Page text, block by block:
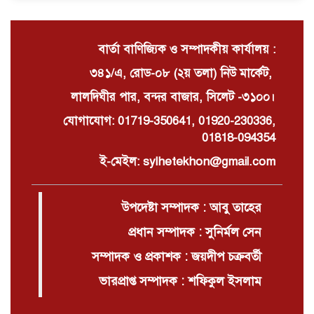
বার্তা বাণিজ্যিক ও সম্পাদকীয় কার্যালয় :
৩৪১/এ, রোড-০৮ (২য় তলা) নিউ মার্কেট,
লালদিঘীর পার, বন্দর বাজার, সিলেট -৩১০০।
যোগাযোগ: 01719-350641, 01920-230336,
01818-094354
ই-মেইল: sylhetekhon@gmail.com
উপদেষ্টা সম্পাদক : আবু তাহের
প্রধান সম্পাদক : সুনির্মল সেন
সম্পাদক ও প্রকাশক : জয়দীপ চক্রবর্তী
ভারপ্রাপ্ত সম্পাদক : শফিকুল ইসলাম